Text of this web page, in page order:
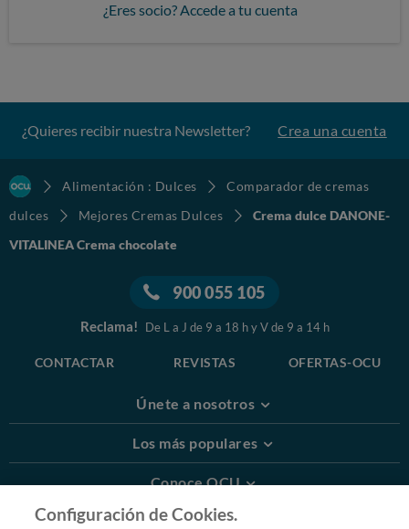
¿Eres socio? Accede a tu cuenta
¿Quieres recibir nuestra Newsletter? Crea una cuenta
Alimentación : Dulces
Comparador de cremas
dulces
Mejores Cremas Dulces
Crema dulce DANONE-
VITALINEA Crema chocolate
900 055 105
Reclama! De L a J de 9 a 18 h y V de 9 a 14 h
CONTACTAR REVISTAS OFERTAS-OCU
Únete a nosotros
Los más populares
Conoce OCU
Más Información
Configuración de Cookies.